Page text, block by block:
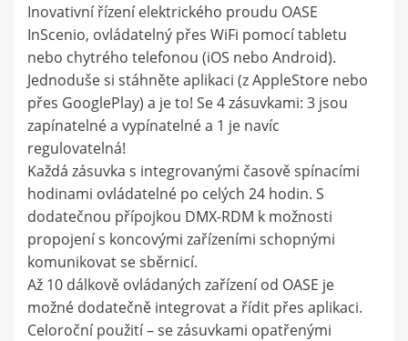
Inovativní řízení elektrického proudu OASE
InScenio, ovládatelný přes WiFi pomocí tabletu
nebo chytrého telefonou (iOS nebo Android).
Jednoduše si stáhněte aplikaci (z AppleStore nebo
přes GooglePlay) a je to! Se 4 zásuvkami: 3 jsou
zapínatelné a vypínatelné a 1 je navíc
regulovatelná!
Každá zásuvka s integrovanými časově spínacími
hodinami ovládatelné po celých 24 hodin. S
dodatečnou přípojkou DMX-RDM k možnosti
propojení s koncovými zařízeními schopnými
komunikovat se sběrnicí.
Až 10 dálkově ovládaných zařízení od OASE je
možné dodatečně integrovat a řídit přes aplikaci.
Celoroční použití – se zásuvkami opatřenými